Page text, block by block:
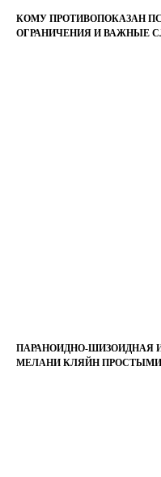
КОМУ ПРОТИВОПОКАЗАН
ОГРАНИЧЕНИЯ И ВАЖНЫЕ
ПАРАНОИДНО-ШИЗОИДНАЯ
МЕЛАНИ КЛЯЙН